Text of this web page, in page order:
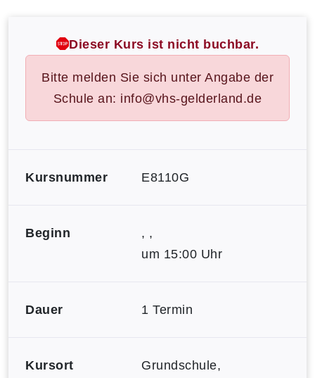
Dieser Kurs ist nicht buchbar.
Bitte melden Sie sich unter Angabe der
Schule an: info@vhs-gelderland.de
Kursnummer E8110G
Beginn
, ,
um 15:00 Uhr
Dauer 1 Termin
Kursort
Grundschule,